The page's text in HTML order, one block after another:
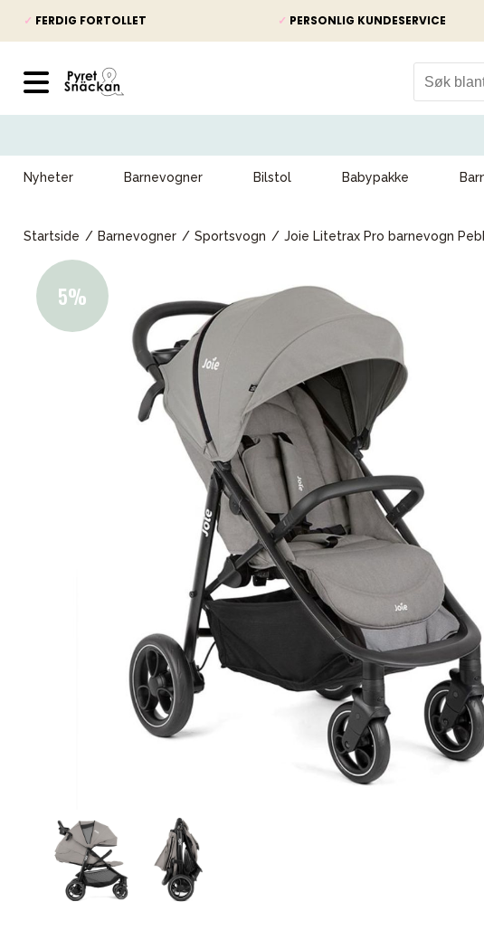
✓ FERDIG FORTOLLET ✓ PERSONLIG KUNDESERVICE
Nyheter Barnevogner Bilstol Babypakke
Startside Barnevogner Sportsvogn Joie Litetrax Pro barnevogn